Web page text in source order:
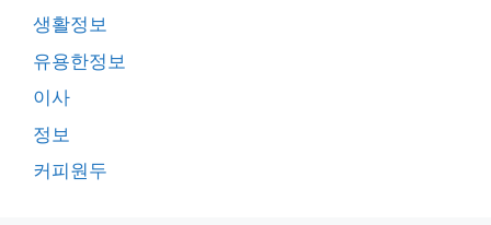
생활정보
유용한정보
이사
정보
커피원두